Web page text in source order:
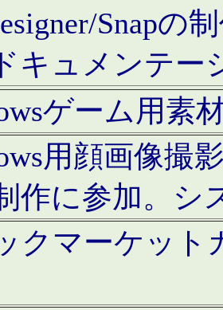
Snapの
キュメンテー
ゲーム用素
用顔画像撮
作に参加。シ
クマーケット